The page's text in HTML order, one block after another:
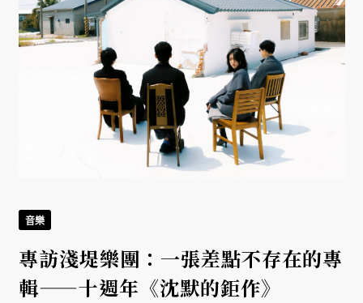
音樂
專訪淺堤樂團：一張差點不存在的專
輯——十週年《沈默的鉅作》